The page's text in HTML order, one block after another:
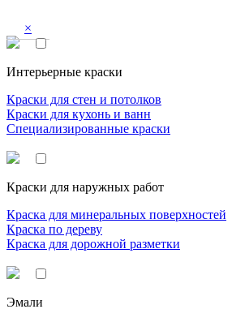
×
Интерьерные краски
Краски для стен и потолков
Краски для кухонь и ванн
Специализированные краски
Краски для наружных работ
Краска для минеральных поверхностей
Краска по дереву
Краска для дорожной разметки
Эмали